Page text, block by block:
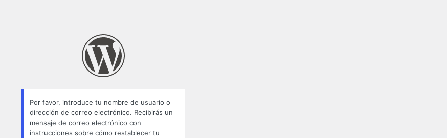
Por favor, introduce tu nombre de usuario o
dirección de correo electrónico. Recibirás un
mensaje de correo electrónico con
instrucciones sobre cómo restablecer tu